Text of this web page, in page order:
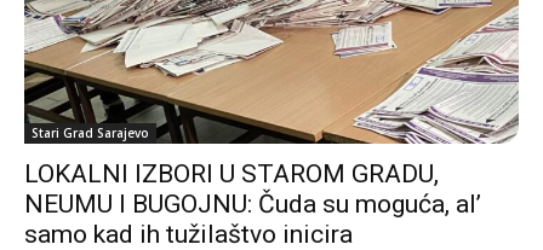
Stari Grad Sarajevo
LOKALNI IZBORI U STAROM GRADU,
NEUMU I BUGOJNU: Čuda su moguća, al’
samo kad ih tužilaštvo inicira